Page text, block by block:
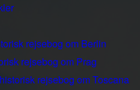
rejsebog om Berlin
rejsebog om Prag
rejsebog om Toscana